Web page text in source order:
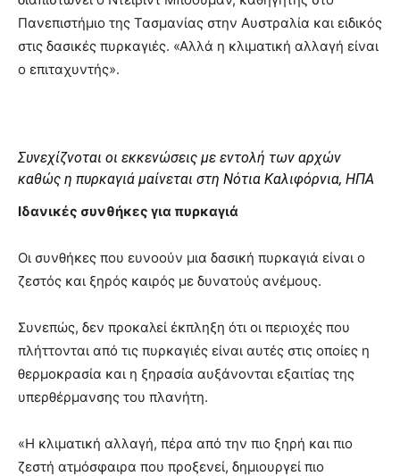
Πανεπιστήμιο της Τασμανίας στην Αυστραλία και ειδικός
στις δασικές πυρκαγιές. «Αλλά η κλιματική αλλαγή είναι
ο επιταχυντής».
Συνεχίζνοται οι εκκενώσεις με εντολή των αρχών
καθώς η πυρκαγιά μαίνεται στη Νότια Καλιφόρνια, ΗΠΑ
Ιδανικές συνθήκες για πυρκαγιά
Οι συνθήκες που ευνοούν μια δασική πυρκαγιά είναι ο
ζεστός και ξηρός καιρός με δυνατούς ανέμους.
Συνεπώς, δεν προκαλεί έκπληξη ότι οι περιοχές που
πλήττονται από τις πυρκαγιές είναι αυτές στις οποίες η
θερμοκρασία και η ξηρασία αυξάνονται εξαιτίας της
υπερθέρμανσης του πλανήτη.
«Η κλιματική αλλαγή, πέρα από την πιο ξηρή και πιο
ζεστή ατμόσφαιρα που προξενεί, δημιουργεί πιο